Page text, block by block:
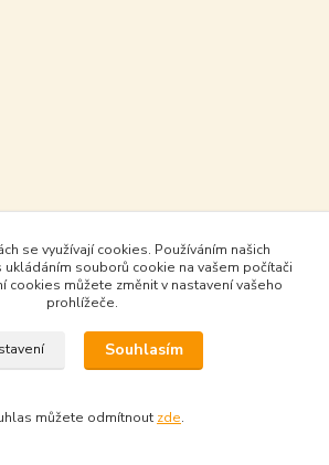
se využívají cookies. Používáním našich
souborů cookie na vašem počítači
cookies můžete změnit v nastavení vašeho
prohlížeče.
Souhlasím
můžete odmítnout zde.